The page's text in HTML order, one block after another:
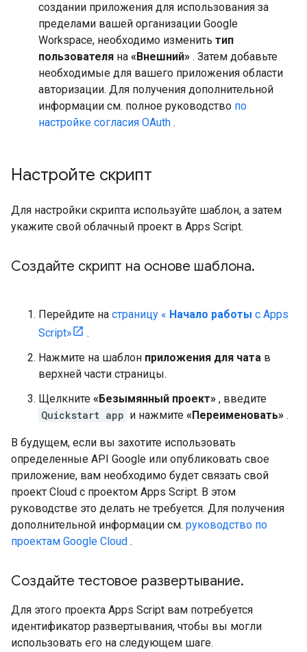
создании приложения для использования за
пределами вашей организации Google
Workspace, необходимо изменить тип
пользователя на «Внешний» . Затем добавьте
необходимые для вашего приложения области
авторизации. Для получения дополнительной
информации см. полное руководство по
настройке согласия OAuth .
Настройте скрипт
Для настройки скрипта используйте шаблон, а затем
укажите свой облачный проект в Apps Script.
Создайте скрипт на основе шаблона.
Перейдите на страницу « Начало работы с Apps
Script»
.
Нажмите на шаблон приложения для чата в
верхней части страницы.
Щелкните «Безымянный проект» , введите
Quickstart app и нажмите «Переименовать» .
В будущем, если вы захотите использовать
определенные API Google или опубликовать свое
приложение, вам необходимо будет связать свой
проект Cloud с проектом Apps Script. В этом
руководстве это делать не требуется. Для получения
дополнительной информации см. руководство по
проектам Google Cloud .
Создайте тестовое развертывание.
Для этого проекта Apps Script вам потребуется
идентификатор развертывания, чтобы вы могли
использовать его на следующем шаге.